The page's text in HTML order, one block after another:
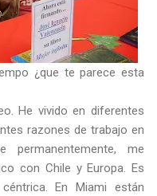
¿que te parece esta
He vivido en diferentes
razones de trabajo en
permanentemente, me
con Chile y Europa. Es
En Miami están